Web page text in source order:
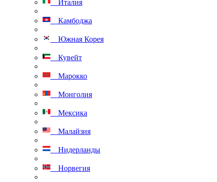
Италия
Камбоджа
Южная Корея
Кувейт
Марокко
Монголия
Мексика
Малайзия
Нидерланды
Норвегия